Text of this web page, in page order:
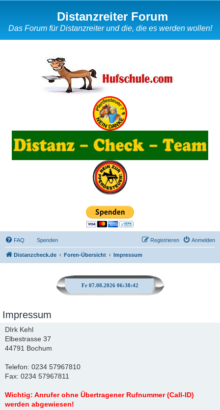
Distanzreiter Forum
Das Forum für Distanzreiter und die, die es werden wollen!
FAQ Spenden Anmelden
Registrieren
Distanzcheck.de Foren-Übersicht Impressum
Fr 07.08.2026 06:38:42
Impressum
DIrk Kehl
Elbestrasse 37
44791 Bochum
Telefon: 0234 57967810
Fax: 0234 57967811
Wichtig: Anrufer ohne Übertragener Rufnummer (Call-ID)
werden abgewiesen!